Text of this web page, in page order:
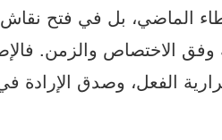
الماضي، بل في فتح
وفق الاختصاص والزمن.
الفعل، وصدق الإرادة